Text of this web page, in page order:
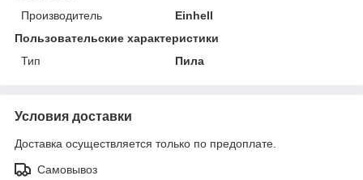
Производитель
Einhell
Пользовательские характеристики
Тип
Пила
Условия доставки
Доставка осуществляется только по предоплате.
Самовывоз